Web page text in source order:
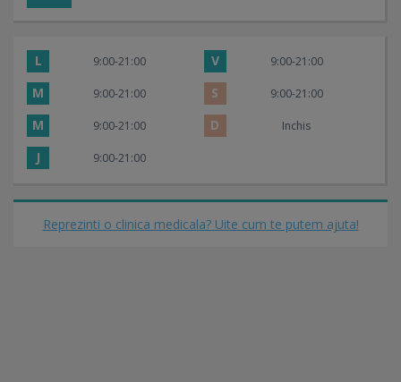
L 9:00-21:00 V 9:00-21:00
M 9:00-21:00 S 9:00-21:00
M 9:00-21:00 D Inchis
J 9:00-21:00
Reprezinti o clinica medicala? Uite cum te putem ajuta!